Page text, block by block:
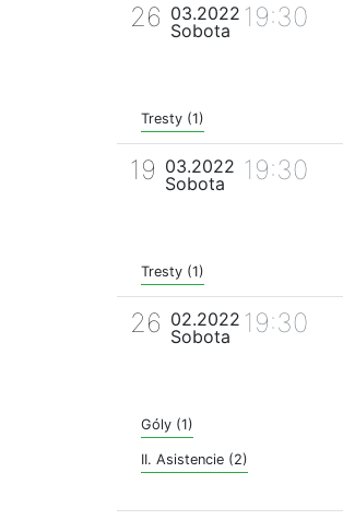
26 03.2022
Sobota
19:30
Tresty (1)
19 03.2022
Sobota
19:30
Tresty (1)
26 02.2022
Sobota
19:30
Góly (1)
II. Asistencie (2)